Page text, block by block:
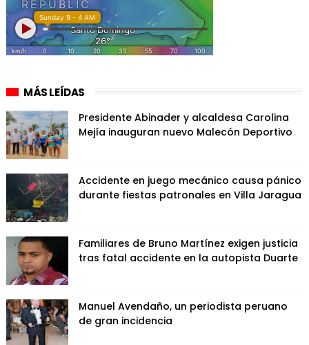
MÁS LEÍDAS
Presidente Abinader y alcaldesa Carolina
Mejía inauguran nuevo Malecón Deportivo
Accidente en juego mecánico causa pánico
durante fiestas patronales en Villa Jaragua
Familiares de Bruno Martínez exigen justicia
tras fatal accidente en la autopista Duarte
Manuel Avendaño, un periodista peruano
de gran incidencia